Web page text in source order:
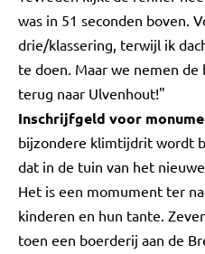
was in 51 seconden boven.
drie/klassering, terwijl ik
te doen. Maar we nemen
terug naar Ulvenhout!"
Inschrijfgeld voor
bijzondere klimtijdrit wordt
dat in de tuin van het
Het is een momument ter
kinderen en hun tante.
toen een boerderij aan de